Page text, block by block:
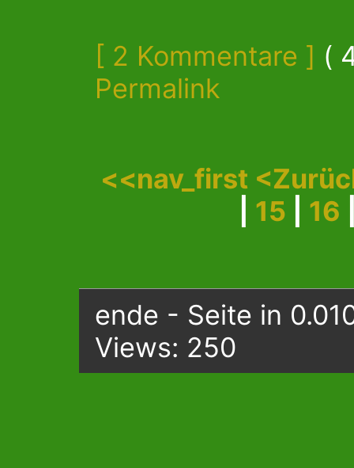
[ 2 Kommentare ] (
Permalink
<<nav_first
15 16
ende - Seite in
Views: 250